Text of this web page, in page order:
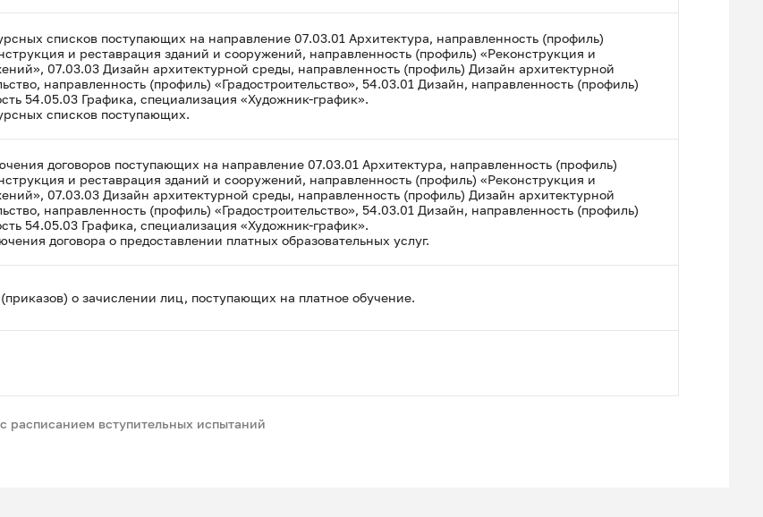
списков поступающих на направление 07.03.01 Архитектура, направленность (профиль)
и реставрация зданий и сооружений, направленность (профиль) «Реконструкция и
07.03.03 Дизайн архитектурной среды, направленность (профиль) Дизайн архитектурной
направленность (профиль) «Градостроительство», 54.03.01 Дизайн, направленность (профиль)
54.05.03 Графика, специализация «Художник-график».
списков поступающих.
договоров поступающих на направление 07.03.01 Архитектура, направленность (профиль)
и реставрация зданий и сооружений, направленность (профиль) «Реконструкция и
07.03.03 Дизайн архитектурной среды, направленность (профиль) Дизайн архитектурной
направленность (профиль) «Градостроительство», 54.03.01 Дизайн, направленность (профиль)
54.05.03 Графика, специализация «Художник-график».
договора о предоставлении платных образовательных услуг.
о зачислении лиц, поступающих на платное обучение.
расписанием вступительных испытаний